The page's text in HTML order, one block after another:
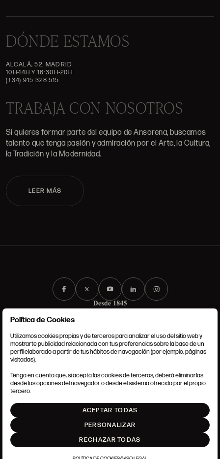
DÓNDE ESTAMOS
ALCALÁ, 52. MADRID
10H-14H Y 16:30H-20H
(+34) 915 328 515
TRABAJA CON NOSOTROS
Si quieres formar parte del equipo de Ansorena, buscamos
talento que tenga pasión y admiración por el Arte, la Cultura,
la Tradición y la Modernidad.
LEER MÁS
CONDICIONES GENERALES
POLÍTICA DE COOKIES
AJUSTE DE COOKIES
Política de Cookies
Utilizamos cookies propias y de terceros para analizar el uso del sitio web y
mostrarte publicidad relacionada con tus preferencias sobre la base de un
perfil elaborado a partir de tus hábitos de navegación (por ejemplo, páginas
visitadas).
Tenga en cuenta que, si acepta las cookies de terceros, deberá eliminarlas
desde las opciones del navegador o desde el sistema ofrecido por el propio
tercero.
ACEPTAR TODAS
PERSONALIZAR
RECHAZAR TODAS